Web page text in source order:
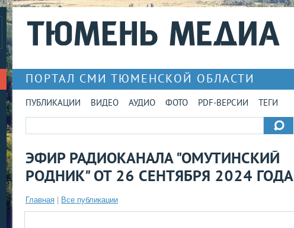
ПОРТАЛ СМИ ТЮМЕНСКОЙ ОБЛАСТИ
ПУБЛИКАЦИИ ВИДЕО АУДИО ФОТО PDF-ВЕРСИИ ТЕГИ
ЭФИР РАДИОКАНАЛА "ОМУТИНСКИЙ
РОДНИК" ОТ 26 СЕНТЯБРЯ 2024 ГОДА
Главная Все публикации